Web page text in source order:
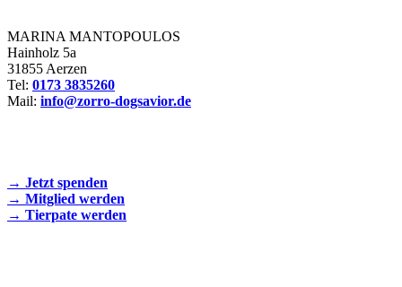
MARINA MANTOPOULOS
Hainholz 5a
31855 Aerzen
Tel: 0173 3835260
Mail: info@zorro-dogsavior.de
→ Jetzt spenden
→ Mitglied werden
→ Tierpate werden